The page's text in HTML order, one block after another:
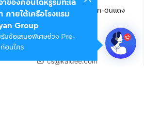
ายไนน์ เซ็นเตอร์ ชั้น 22 ถนนอโศก-ดินแดง
จำกัด (สำนักงานใหญ่)
cs@kaidee.com
ภายใต้เครือโรงแรม
Group
บข้อเสนอพิเศษช่วง Pre-
อนใคร